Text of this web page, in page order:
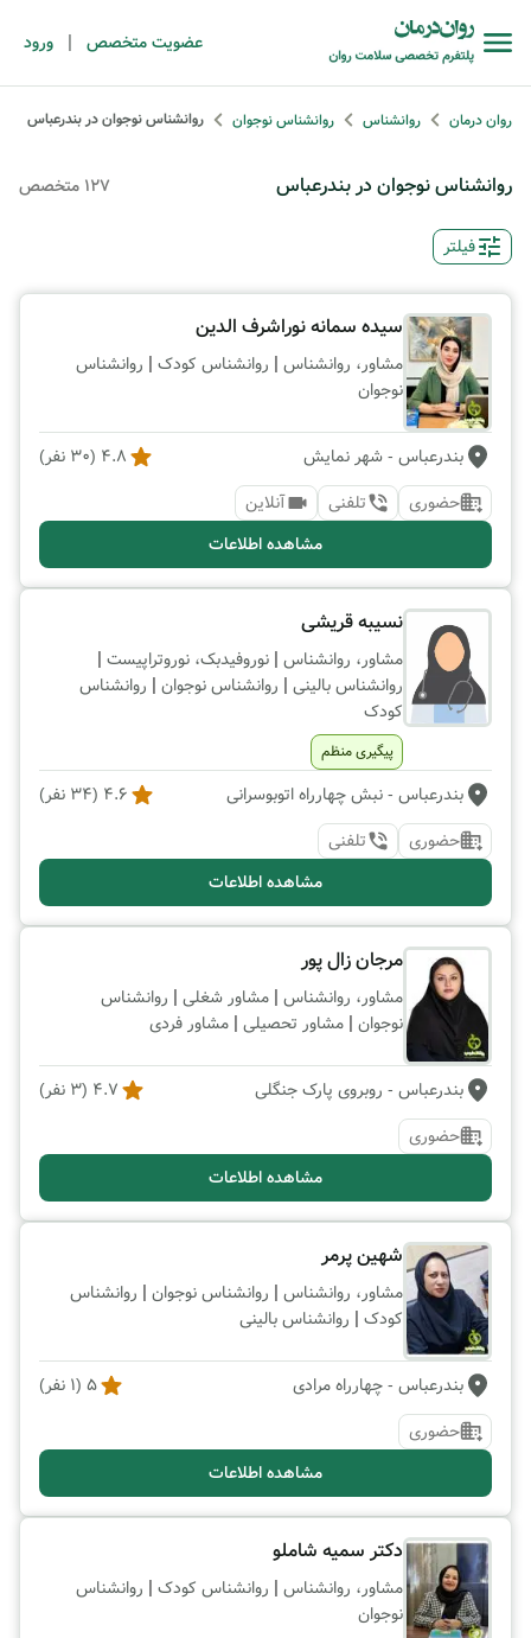
عضویت متخصص | ورود
روان درمان روانشناس روانشناس نوجوان روانشناس نوجوان در بندرعباس
روانشناس نوجوان در بندرعباس 127 متخصص
فیلتر
سیده سمانه نوراشرف الدین
مشاور، روانشناس | روانشناس کودک | روانشناس
نوجوان
بندرعباس - شهر نمایش 4.8
(
30 نفر)
حضوری
تلفنی
آنلاین
مشاهده اطلاعات
نسیبه قریشی
مشاور، روانشناس | نوروفیدبک، نوروتراپیست |
روانشناس بالینی | روانشناس نوجوان | روانشناس
کودک
پیگیری منظم
بندرعباس - نبش چهارراه اتوبوسرانی 4.6
(
34 نفر)
حضوری
تلفنی
مشاهده اطلاعات
مرجان زال پور
مشاور، روانشناس | مشاور شغلی | روانشناس
نوجوان | مشاور تحصیلی | مشاور فردی
بندرعباس - روبروی پارک جنگلی 4.7
(
3 نفر)
حضوری
مشاهده اطلاعات
شهین پرمر
مشاور، روانشناس | روانشناس نوجوان | روانشناس
کودک | روانشناس بالینی
بندرعباس - چهارراه مرادی 5
(
1 نفر)
حضوری
مشاهده اطلاعات
دکتر سمیه شاملو
مشاور، روانشناس | روانشناس کودک | روانشناس
نوجوان